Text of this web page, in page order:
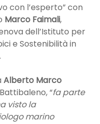
con l’esperto” con
Marco Faimali,
dell’Istituto per
e Sostenibilità in
Alberto Marco
“fa parte
visto la
marino